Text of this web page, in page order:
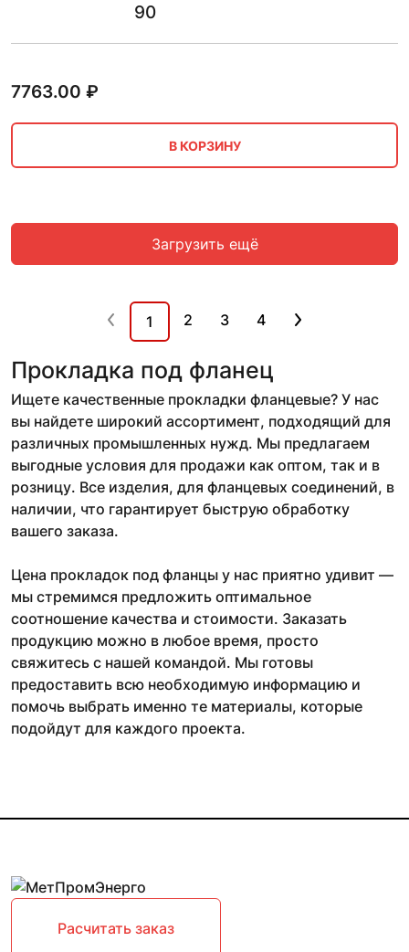
90
7763.00 ₽
В КОРЗИНУ
Загрузить ещё
1 2 3 4
Прокладка под фланец
Ищете качественные прокладки фланцевые? У нас
вы найдете широкий ассортимент, подходящий для
различных промышленных нужд. Мы предлагаем
выгодные условия для продажи как оптом, так и в
розницу. Все изделия, для фланцевых соединений, в
наличии, что гарантирует быструю обработку
вашего заказа.
Цена прокладок под фланцы у нас приятно удивит —
мы стремимся предложить оптимальное
соотношение качества и стоимости. Заказать
продукцию можно в любое время, просто
свяжитесь с нашей командой. Мы готовы
предоставить всю необходимую информацию и
помочь выбрать именно те материалы, которые
подойдут для каждого проекта.
Расчитать заказ